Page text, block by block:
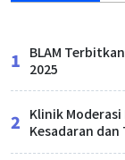
1 BLAM
2025
2 Klinik Moderasi
Kesadaran dan